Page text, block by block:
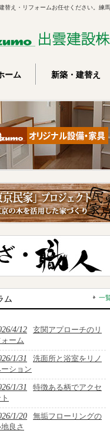
替え・リフォームお任せください。練
ーム 新築・建替え
ム 一
4/12
玄関アプローチのリ
ォーム
1/31
洗面所と浴室をリノ
ション
1/31
特徴ある柄でアクセ
1/20
無垢フローリングの
良さ